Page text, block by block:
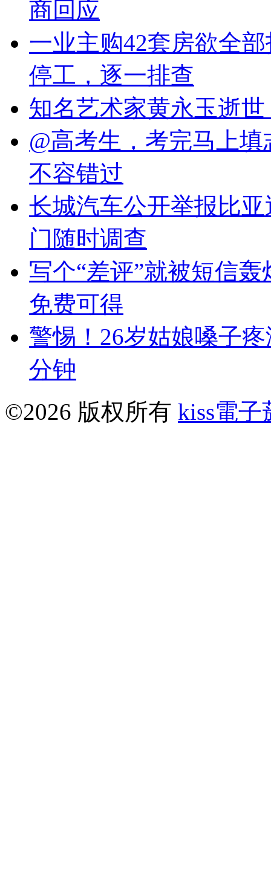
商回应
一业主购42套房欲全
停工，逐一排查
知名艺术家黄永玉逝
@高考生，考完马上
不容错过
长城汽车公开举报比
门随时调查
写个“差评”就被短信
免费可得
警惕！26岁姑娘嗓子
分钟
©2026 版权所有 kiss電子